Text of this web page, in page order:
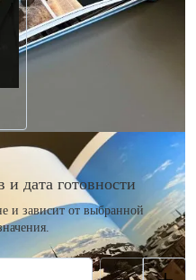
и дата готовности
и зависит от выбранной